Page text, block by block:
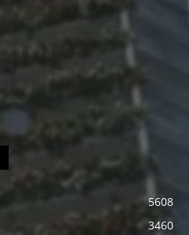
5608
3460